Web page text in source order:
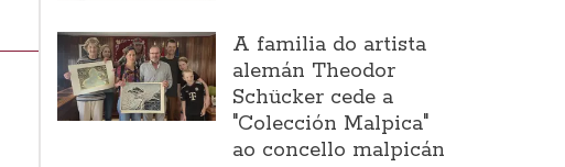
A familia do artista
alemán Theodor
Schücker cede a
"Colección Malpica"
ao concello malpicán